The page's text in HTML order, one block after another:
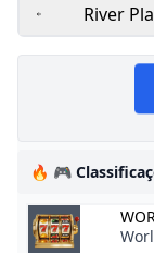
River
Huracan
2024
stats
🔥 🎮